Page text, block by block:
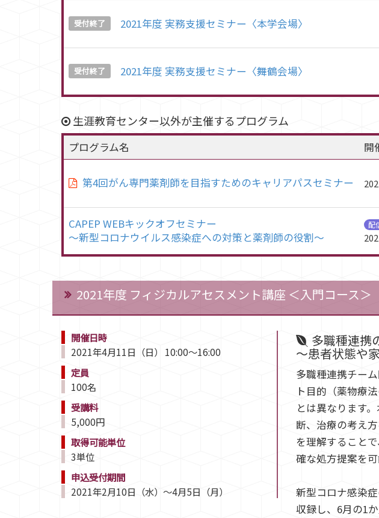
受付終了 2021年度 実務支援セミナー〈本学会場〉
受付終了 2021年度 実務支援セミナー〈舞鶴会場〉
生涯教育センター以外が主催するプログラム
プログラム名 開
第4回がん専門薬剤師を目指すためのキャリアパスセミナー
CAPEP WEBキックオフセミナー
～新型コロナウイルス感染症への対策と薬剤師の役割～
配
2021年度 フィジカルアセスメント講座 ＜入門コース＞
開催日時
2021年4月11日（日） 10:00～16:00
定員
100名
受講料
5,000円
取得可能単位
3単位
申込受付期間
2021年2月10日（水）～4月5日（月）
多職種連携
～患者状態や
多職種連携チー
ト目的（薬物療
とは異なります
断、治療の考え
を理解すること
確な処方提案を可
新型コロナ感染
収録し、6月の1